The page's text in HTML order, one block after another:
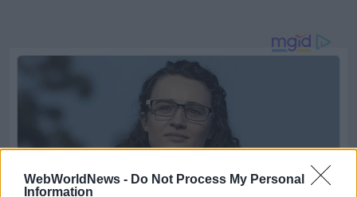
WebWorldNews - Do Not Process My Personal
Information